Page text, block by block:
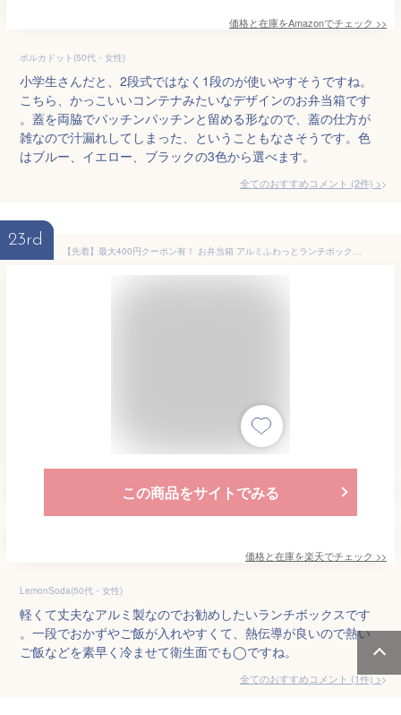
価格と在庫をAmazonでチェック >>
ポルカドット(50代・女性)
小学生さんだと、2段式ではなく1段のが使いやすそうですね。
こちら、かっこいいコンテナみたいなデザインのお弁当箱です
。蓋を両脇でパッチンパッチンと留める形なので、蓋の仕方が
雑なので汁漏れしてしまった、ということもなさそうです。色
はブルー、イエロー、ブラックの3色から選べます。
全てのおすすめコメント (2件) >
23rd
【先着】最大400円クーポン有！ お弁当箱 アルミふわっとランチボックス 1段 600ml （ アルミ製 弁当箱 ふわっと盛れる ドーム型 ランチボックス 仕切り付き レディース メンズ アルミ弁当 アルミランチボックス 1段弁当箱 アルミ弁当箱 仕切り 止め具 ）
この商品をサイトでみる
価格と在庫を楽天でチェック >>
LemonSoda(50代・女性)
軽くて丈夫なアルミ製なのでお勧めしたいランチボックスです
。一段でおかずやご飯が入れやすくて、熱伝導が良いので熱い
ご飯などを素早く冷ませて衛生面でも◯ですね。
全てのおすすめコメント (1件)>